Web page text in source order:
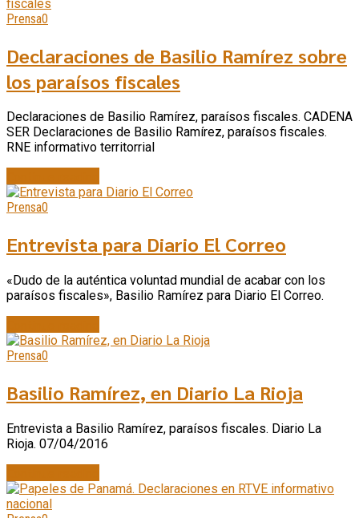
Prensa0
Declaraciones de Basilio Ramírez sobre
los paraísos fiscales
Declaraciones de Basilio Ramírez, paraísos fiscales. CADENA
SER Declaraciones de Basilio Ramírez, paraísos fiscales.
RNE informativo territorrial
Prensa0
Entrevista para Diario El Correo
«Dudo de la auténtica voluntad mundial de acabar con los
paraísos fiscales», Basilio Ramírez para Diario El Correo.
Prensa0
Basilio Ramírez, en Diario La Rioja
Entrevista a Basilio Ramírez, paraísos fiscales. Diario La
Rioja. 07/04/2016